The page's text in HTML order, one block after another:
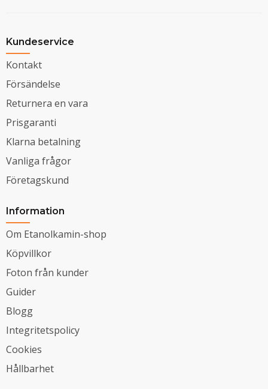
Kundeservice
Kontakt
Försändelse
Returnera en vara
Prisgaranti
Klarna betalning
Vanliga frågor
Företagskund
Information
Om Etanolkamin-shop
Köpvillkor
Foton från kunder
Guider
Blogg
Integritetspolicy
Cookies
Hållbarhet